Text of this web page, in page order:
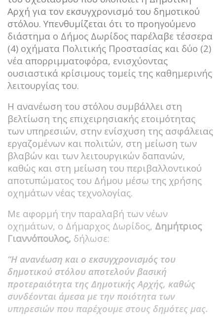
Αρχή για τον εκσυγχρονισμό του δημοτικού
στόλου. Υπενθυμίζεται ότι το προηγούμενο
διάστημα ο Δήμος Δωρίδος παρέλαβε τέσσερα
(4) οχήματα Πολιτικής Προστασίας και δύο (2)
νέα απορριμματοφόρα, ενισχύοντας
ουσιαστικά κρίσιμους τομείς της καθημερινής
λειτουργίας του.
Η ανανέωση του στόλου συμβάλλει στη
βελτίωση της επιχειρησιακής ετοιμότητας
των υπηρεσιών, στην ενίσχυση της ασφάλειας
εργαζομένων και πολιτών, στη μείωση των
βλαβών και των λειτουργικών δαπανών,
καθώς και στη μείωση του περιβαλλοντικού
αποτυπώματος του Δήμου μέσω της χρήσης
οχημάτων νέας τεχνολογίας.
Με αφορμή την παραλαβή των νέων
οχημάτων, ο Δήμαρχος Δωρίδος, Δημήτριος
Γιαννόπουλος, δήλωσε:
“Η ανανέωση και ο εκσυγχρονισμός του
δημοτικού στόλου αποτελούν βασική
προτεραιότητα της Δημοτικής Αρχής, καθώς
συνδέονται άμεσα με την ποιότητα των
υπηρεσιών που παρέχουμε στους δημότες μας.